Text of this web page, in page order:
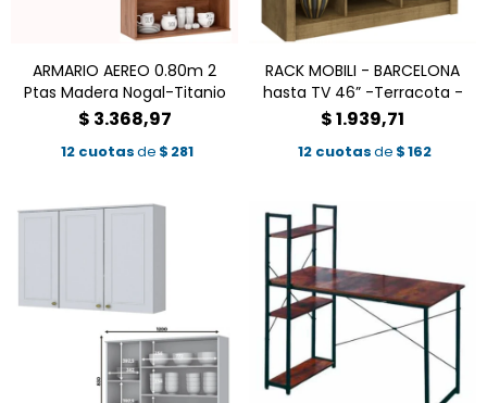
ARMARIO AEREO 0.80m 2
Ptas Madera Nogal-Titanio
$ 3.368,97
12 cuotasde $ 281
RACK MOBILI - BARCELONA
hasta TV 46” -Terracota -
$1.939,71
12 cuotasde $162